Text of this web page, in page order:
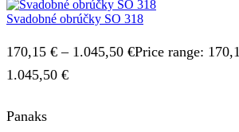
Svadobné obrúčky SO 318
170,15 € – 1.045,50 €Price range:
1.045,50 €
Panaks